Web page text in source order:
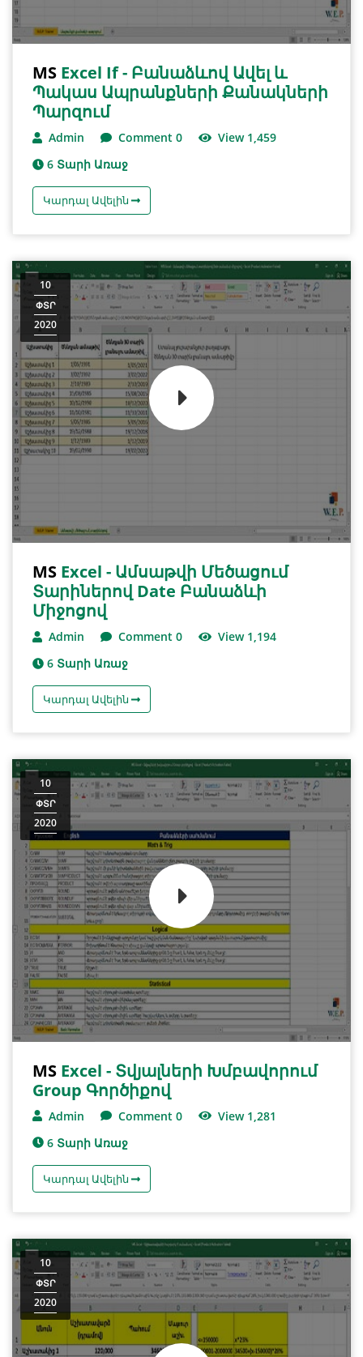
MS Excel If - Բանաձևով Ավել ԵՒ
Պակաս Ապրանքների Քանակների
Պարզում
Admin Comment 0
View 1,459
6 Տարի Առաջ
Կարդալ Ավելին
10
ՓՏՐ
2020
MS Excel - Ամսաթվի Մեծացում
Տարիներով Date Բանաձևի
Միջոցով
Admin Comment 0
View 1,194
6 Տարի Առաջ
Կարդալ Ավելին
10
ՓՏՐ
2020
MS Excel - Տվյալների Խմբավորում
Group Գործիքով
Admin Comment 0
View 1,281
6 Տարի Առաջ
Կարդալ Ավելին
10
ՓՏՐ
2020